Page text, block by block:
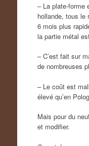
– La plate-forme
hollande, tous le
6 mois plus
la partie métal
– C’est fait sur
de nombreuses
– Le coût est
élevé qu’en
Mais pour du
et modifier.